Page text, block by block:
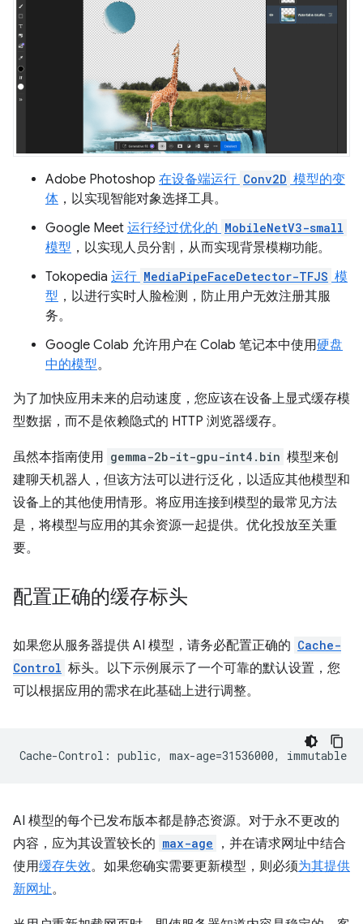
Adobe Photoshop 在设备端运行 Conv2D 模型的变
体 ，以实现智能对象选择工具。
Google Meet 运行经过优化的 MobileNetV3-small
模型 ，以实现人员分割，从而实现背景模糊功能。
Tokopedia 运行 MediaPipeFaceDetector-TFJS 模
型 ，以进行实时人脸检测，防止用户无效注册其服
务。
Google Colab 允许用户在 Colab 笔记本中使用硬盘
中的模型。
为了加快应用未来的启动速度，您应该在设备上显式缓存模
型数据，而不是依赖隐式的 HTTP 浏览器缓存。
虽然本指南使用 gemma-2b-it-gpu-int4.bin 模型来创
建聊天机器人，但该方法可以进行泛化，以适应其他模型和
设备上的其他使用情形。将应用连接到模型的最常见方法
是，将模型与应用的其余资源一起提供。优化投放至关重
要。
配置正确的缓存标头
如果您从服务器提供 AI 模型，请务必配置正确的 Cache-
Control 标头。以下示例展示了一个可靠的默认设置，您
可以根据应用的需求在此基础上进行调整。
AI 模型的每个已发布版本都是静态资源。对于永不更改的
内容，应为其设置较长的 max-age
，并在请求网址中结合
使用缓存失效。如果您确实需要更新模型，则必须为其提供
新网址。